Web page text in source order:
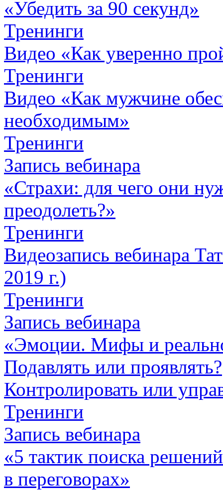
«Убедить за 90 секунд»
Тренинги
Видео «Как уверенно
Тренинги
Видео «Как мужчине
необходимым»
Тренинги
Запись вебинара
«Страхи: для чего они
преодолеть?»
Тренинги
Видеозапись вебинара
2019 г.)
Тренинги
Запись вебинара
«Эмоции. Мифы и
Подавлять или проявлять?
Контролировать или
Тренинги
Запись вебинара
«5 тактик поиска
в переговорах»